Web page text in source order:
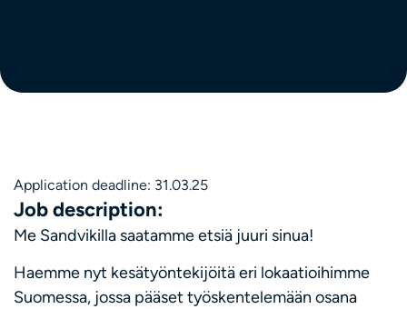
Application deadline: 31.03.25
Job description:
Me Sandvikilla saatamme etsiä juuri sinua!
Haemme nyt kesätyöntekijöitä eri lokaatioihimme
Suomessa, jossa pääset työskentelemään osana